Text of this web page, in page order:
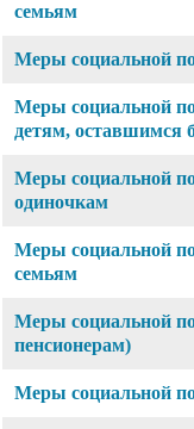
семьям
Меры социальной
Меры социальной
детям, оставшимся
Меры социальной
одиночкам
Меры социальной
семьям
Меры социальной
пенсионерам)
Меры социальной